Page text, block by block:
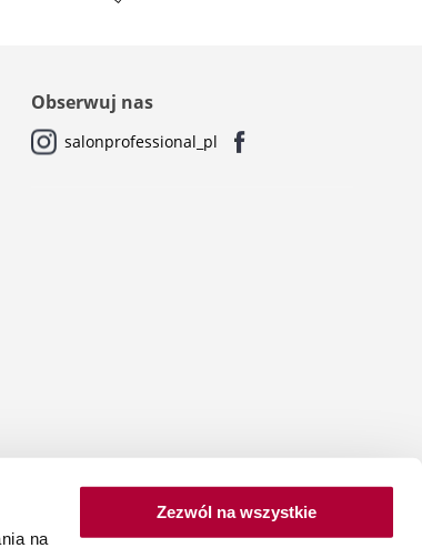
na
Zezwól na wszystkie
Obserwuj nas
salonprofessional_pl